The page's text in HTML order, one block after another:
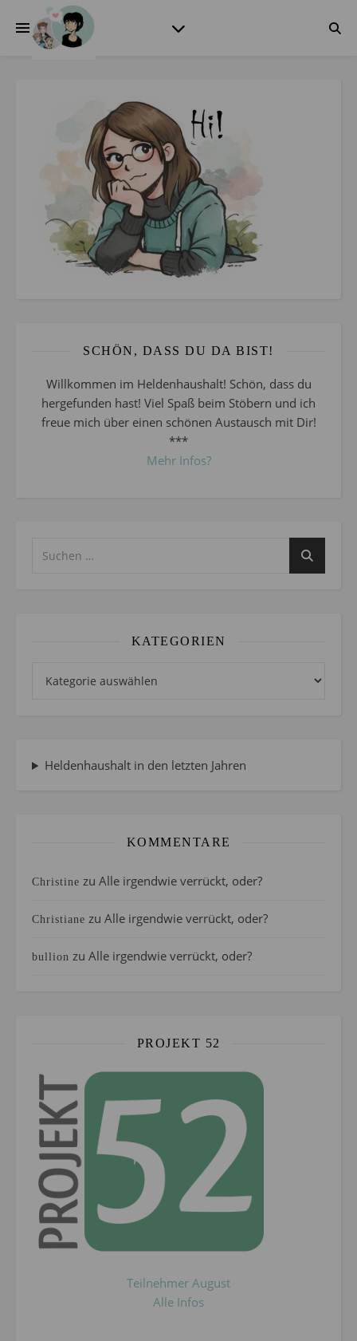
SCHÖN, DASS DU DA BIST!
Willkommen im Heldenhaushalt! Schön, dass du
hergefunden hast! Viel Spaß beim Stöbern und ich
freue mich über einen schönen Austausch mit Dir!
***
Mehr Infos?
KATEGORIEN
Heldenhaushalt in den letzten Jahren
KOMMENTARE
Christine zu Alle irgendwie verrückt, oder?
Christiane zu Alle irgendwie verrückt, oder?
bullion zu Alle irgendwie verrückt, oder?
PROJEKT 52
Teilnehmer August
Alle Infos